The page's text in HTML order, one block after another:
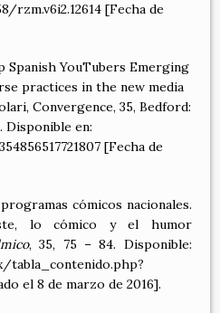
[Fecha de
Spanish YouTubers Emerging
practices in the new media
Convergence, 35, Bedford:
Disponible en:
[Fecha de
cómicos nacionales.
lo cómico y el humor
, 35, 75 – 84. Disponible:
tabla_contenido.php?
el 8 de marzo de 2016].